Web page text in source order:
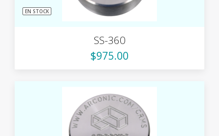
EN STOCK
SS-360
$975.00